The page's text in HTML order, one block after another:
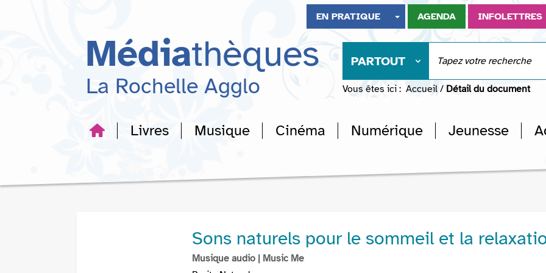
recherche
EN PRATIQUE AGENDA INFOLETTRES
Médiathèques
La Rochelle Agglo
PARTOUT
Vous êtes ici : Accueil / Détail du document
Livres Musique Cinéma Numérique Jeunesse
Sons naturels pour le sommeil et la
Musique audio | Music Me